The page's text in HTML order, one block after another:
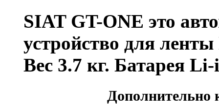
SIAT GT-ONE это
устройство для
Вес 3.7 кг. Батарея
Дополнительно